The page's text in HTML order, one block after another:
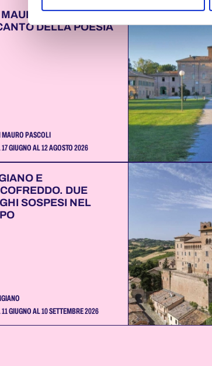
PASCOLI.
DELLA POESIA
MAURO PASCOLI
GIUGNO AL 12 AGOSTO 2026
E
DUE
SOSPESI NEL
GIUGNO AL 10 SETTEMBRE 2026